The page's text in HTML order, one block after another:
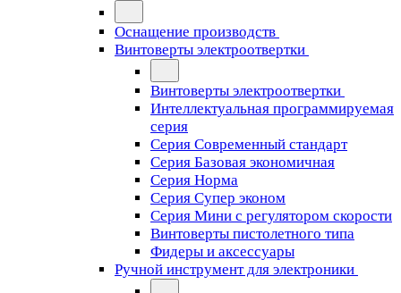
Оснащение производств
Винтоверты электроотвертки
Винтоверты электроотвертки
Интеллектуальная программируемая
серия
Серия Современный стандарт
Серия Базовая экономичная
Серия Норма
Серия Cупер эконом
Серия Мини с регулятором скорости
Винтоверты пистолетного типа
Фидеры и аксессуары
Ручной инструмент для электроники